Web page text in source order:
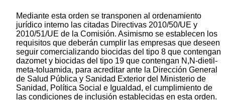
Mediante esta orden se transponen al ordenamiento
jurídico interno las citadas Directivas 2010/50/UE y
2010/51/UE de la Comisión. Asimismo se establecen los
requisitos que deberán cumplir las empresas que deseen
seguir comercializando biocidas del tipo 8 que contengan
dazomet y biocidas del tipo 19 que contengan N,N-dietil-
meta-toluamida, para acreditar ante la Dirección General
de Salud Pública y Sanidad Exterior del Ministerio de
Sanidad, Política Social e Igualdad, el cumplimiento de
las condiciones de inclusión establecidas en esta orden.